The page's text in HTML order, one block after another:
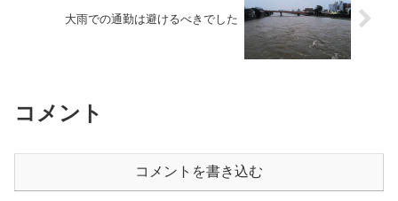
大雨での通勤は避けるべきでした
コメント
コメントを書き込む